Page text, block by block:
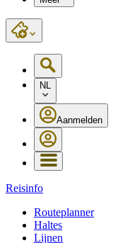
NL
Aanmelden
Reisinfo
Routeplanner
Haltes
Lijnen